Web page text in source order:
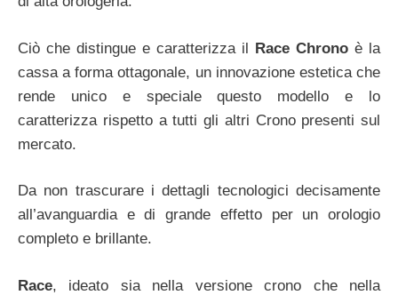
Ciò che distingue e caratterizza il Race Chrono è la
cassa a forma ottagonale, un innovazione estetica che
rende unico e speciale questo modello e lo
caratterizza rispetto a tutti gli altri Crono presenti sul
mercato.
Da non trascurare i dettagli tecnologici decisamente
all’avanguardia e di grande effetto per un orologio
completo e brillante.
Race, ideato sia nella versione crono che nella